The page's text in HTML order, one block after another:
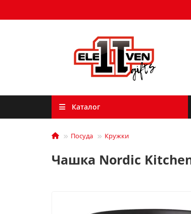
Каталог
Посуда Кружки
Чашка Nordic